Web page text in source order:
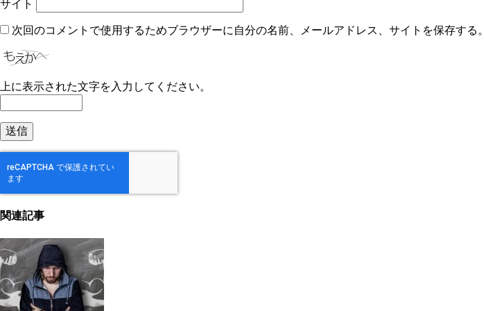
サイト
次回のコメントで使用するためブラウザーに自分の名前、メールアドレス、サイトを保存する。
上に表示された文字を入力してください。
関連記事